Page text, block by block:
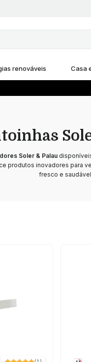
renováveis Casa
Soler & Palau
produtos inovadores para
fresco e